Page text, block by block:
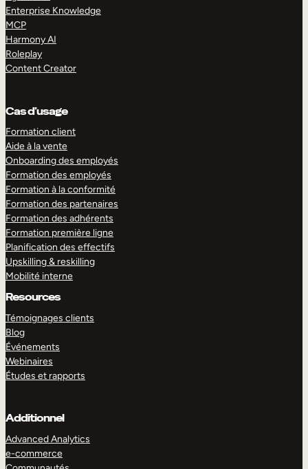
Enterprise Knowledge
MCP
Harmony AI
Roleplay
Content Creator
Cas d’usage
Formation client
Aide à la vente
Onboarding des employés
Formation des employés
Formation à la conformité
Formation des partenaires
Formation des adhérents
Formation première ligne
Planification des effectifs
Upskilling & reskilling
Mobilité interne
Resources
Témoignages clients
Blog
Événements
Webinaires
Études et rapports
Additionnel
Advanced Analytics
e-commerce